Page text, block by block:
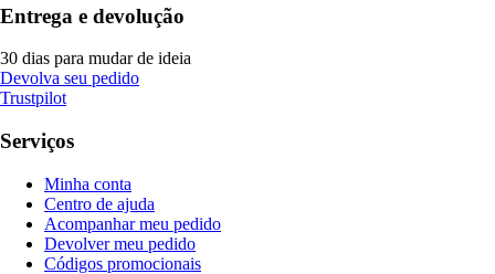
Entrega e devolução
30 dias para mudar de ideia
Devolva seu pedido
Trustpilot
Serviços
Minha conta
Centro de ajuda
Acompanhar meu pedido
Devolver meu pedido
Códigos promocionais